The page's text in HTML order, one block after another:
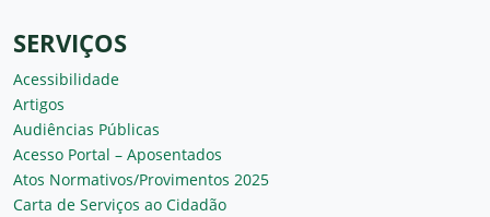
SERVIÇOS
Acessibilidade
Artigos
Audiências Públicas
Acesso Portal – Aposentados
Atos Normativos/Provimentos 2025
Carta de Serviços ao Cidadão